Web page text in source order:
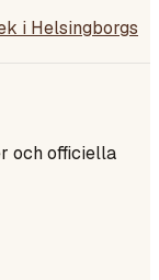
i Helsingborgs
och officiella